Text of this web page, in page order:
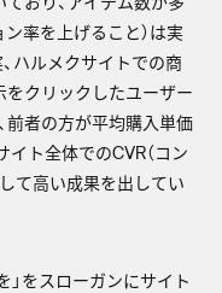
率を上げること）は実
ハルメクサイトでの商
をクリックしたユーザー
前者の方が平均購入単価
ト全体でのCVR（コン
て高い成果を出してい
」をスローガンにサイト